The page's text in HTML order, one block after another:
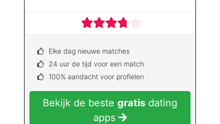
Elke dag nieuwe matches
24 uur de tijd voor een match
100% aandacht voor profielen
Bekijk de beste gratis dating
apps